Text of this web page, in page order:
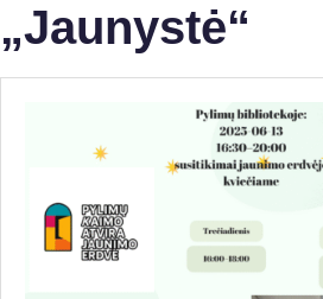
„Jaunystė“